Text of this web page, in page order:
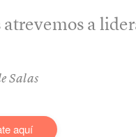
atrevemos a
Salas
aquí